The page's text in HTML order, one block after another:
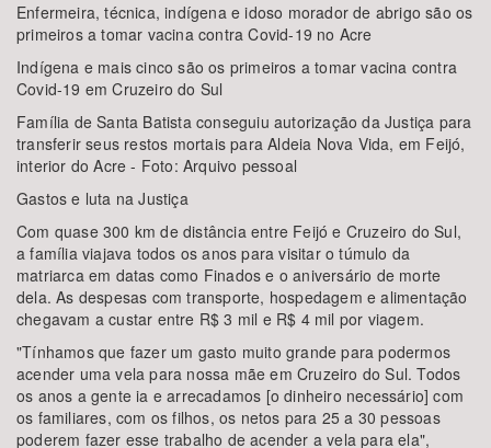
Enfermeira, técnica, indígena e idoso morador de abrigo são os
primeiros a tomar vacina contra Covid-19 no Acre
Indígena e mais cinco são os primeiros a tomar vacina contra
Covid-19 em Cruzeiro do Sul
Família de Santa Batista conseguiu autorização da Justiça para
transferir seus restos mortais para Aldeia Nova Vida, em Feijó,
interior do Acre - Foto: Arquivo pessoal
Gastos e luta na Justiça
Com quase 300 km de distância entre Feijó e Cruzeiro do Sul,
a família viajava todos os anos para visitar o túmulo da
matriarca em datas como Finados e o aniversário de morte
dela. As despesas com transporte, hospedagem e alimentação
chegavam a custar entre R$ 3 mil e R$ 4 mil por viagem.
"Tínhamos que fazer um gasto muito grande para podermos
acender uma vela para nossa mãe em Cruzeiro do Sul. Todos
os anos a gente ia e arrecadamos [o dinheiro necessário] com
os familiares, com os filhos, os netos para 25 a 30 pessoas
poderem fazer esse trabalho de acender a vela para ela",